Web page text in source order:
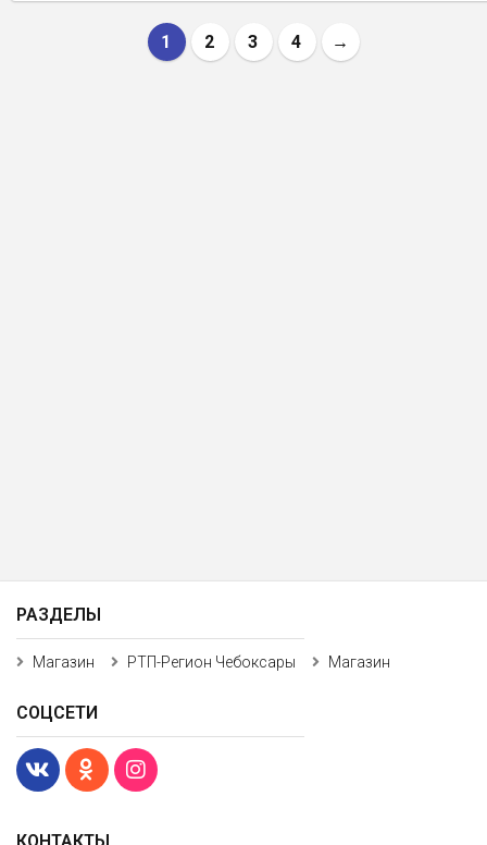
1 2 3 4 →
РАЗДЕЛЫ
Магазин РТП-Регион Чебоксары Магазин
СОЦСЕТИ